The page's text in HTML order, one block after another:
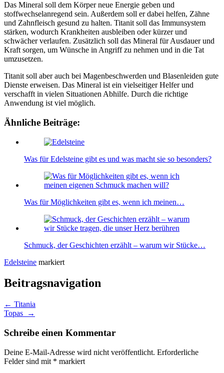
Das Mineral soll dem Körper neue Energie geben und
stoffwechselanregend sein. Außerdem soll er dabei helfen, Zähne
und Zahnfleisch gesund zu halten. Titanit soll das Immunsystem
stärken, wodurch Krankheiten ausbleiben oder kürzer und
schwächer verlaufen. Zusätzlich soll das Mineral für Ausdauer und
Kraft sorgen, um Wünsche in Angriff zu nehmen und in die Tat
umzusetzen.
Titanit soll aber auch bei Magenbeschwerden und Blasenleiden gute
Dienste erweisen. Das Mineral ist ein vielseitiger Helfer und
verschafft in vielen Situationen Abhilfe. Durch die richtige
Anwendung ist viel möglich.
Ähnliche Beiträge:
Was für Edelsteine gibt es und was macht sie so besonders?
Was für Möglichkeiten gibt es, wenn ich meinen…
Schmuck, der Geschichten erzählt – warum wir Stücke…
Edelsteine markiert
Beitragsnavigation
← Titania
Topas
→
Schreibe einen Kommentar
Deine E-Mail-Adresse wird nicht veröffentlicht. Erforderliche
Felder sind mit * markiert